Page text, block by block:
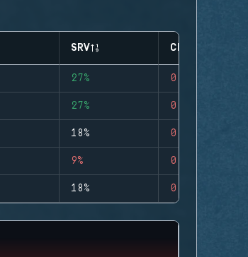
SRV CLUTCHES
27% 0
27% 0
18% 0
9% 0
18% 0